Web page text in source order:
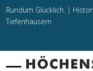
Rundum Glücklich. |
Tiefenhäusern